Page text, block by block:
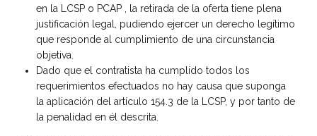
en la LCSP o PCAP , la retirada de la oferta tiene plena
justificación legal, pudiendo ejercer un derecho legítimo
que responde al cumplimiento de una circunstancia
objetiva.
Dado que el contratista ha cumplido todos los
requerimientos efectuados no hay causa que suponga
la aplicación del artículo 154.3 de la LCSP, y por tanto de
la penalidad en él descrita.